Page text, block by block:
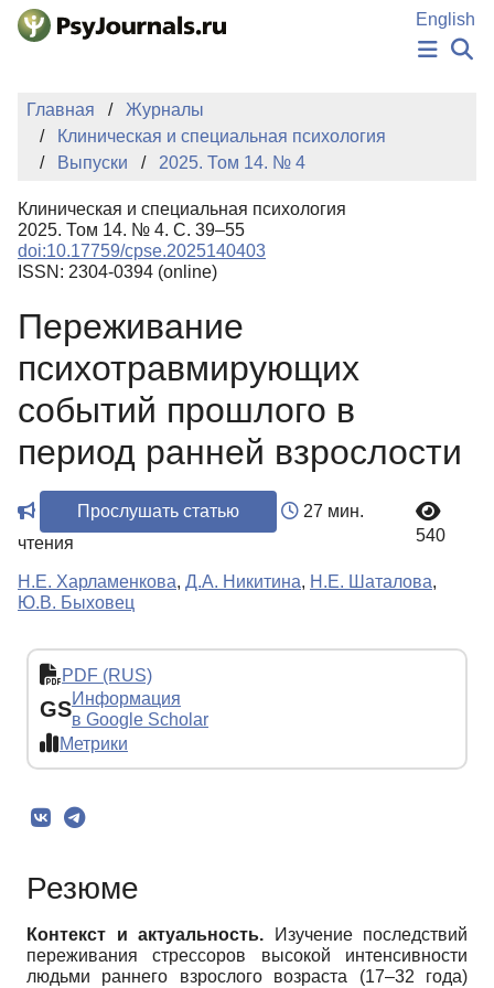
Перейти к основному содержанию
English
НОВОСТИ
АВТОРЫ
КЛЮЧЕВЫЕ СЛОВА
Регистрация
Главная
Журналы
Клиническая и специальная психология
Выпуски
2025. Том 14. № 4
Клиническая и специальная психология
2025. Том 14. № 4. С. 39–55
doi:10.17759/cpse.2025140403
ISSN: 2304-0394 (online)
Переживание
психотравмирующих
событий прошлого в
период ранней взрослости
Прослушать статью
27 мин.
чтения
540
Н.Е. Харламенкова, Д.А. Никитина, Н.Е. Шаталова,
Ю.В. Быховец
PDF (RUS)
GSИнформация
в Google Scholar
Метрики
Резюме
Контекст и актуальность.
Изучение последствий
переживания стрессоров высокой интенсивности
людьми раннего взрослого возраста (17–32 года)